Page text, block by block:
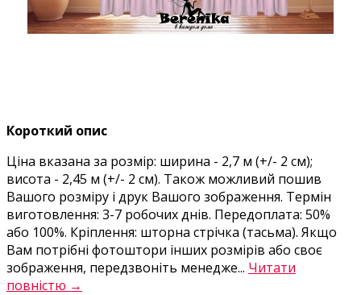
Короткий опис
Ціна вказана за розмір: ширина - 2,7 м (+/- 2 см);
висота - 2,45 м (+/- 2 см). Також можливий пошив
Вашого розміру і друк Вашого зображення. Термін
виготовлення: 3-7 робочих днів. Передоплата: 50%
або 100%. Кріплення: шторна стрічка (тасьма). Якщо
Вам потрібні фотоштори інших розмірів або своє
зображення, передзвоніть менедже... Читати
повністю →